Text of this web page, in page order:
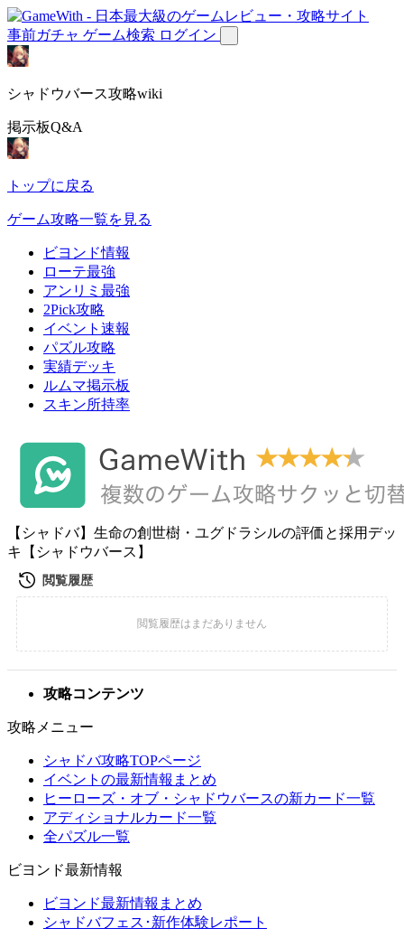
事前ガチャ ゲーム検索 ログイン
シャドウバース攻略wiki
掲示板Q&A
トップに戻る
ゲーム攻略一覧を見る
ビヨンド情報
ローテ最強
アンリミ最強
2Pick攻略
イベント速報
パズル攻略
実績デッキ
ルムマ掲示板
スキン所持率
【シャドバ】生命の創世樹・ユグドラシルの評価と採用デッ
キ【シャドウバース】
攻略コンテンツ
攻略メニュー
シャドバ攻略TOPページ
イベントの最新情報まとめ
ヒーローズ・オブ・シャドウバースの新カード一覧
アディショナルカード一覧
全パズル一覧
ビヨンド最新情報
ビヨンド最新情報まとめ
シャドバフェス･新作体験レポート